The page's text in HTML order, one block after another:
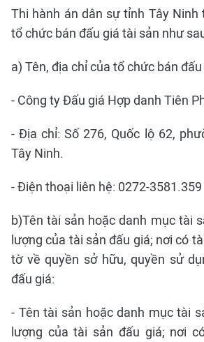
Thi hành án dân sự tỉnh Tây Ninh
tổ chức bán đấu giá tài sản như
a) Tên, địa chỉ của tổ chức bán
- Công ty Đấu giá Hợp danh Tiên
- Địa chỉ: Số 276, Quốc lộ 62,
Tây Ninh.
- Điện thoại liên hệ: 0272-3581.359
b)Tên tài sản hoặc danh mục tài
lượng của tài sản đấu giá; nơi có
tờ về quyền sở hữu, quyền sử
đấu giá:
- Tên tài sản hoặc danh mục tài
lượng của tài sản đấu giá; nơi